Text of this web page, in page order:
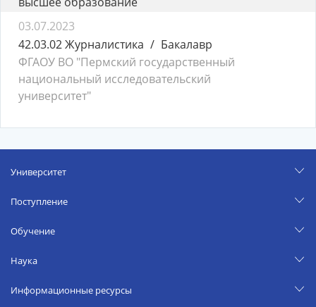
03.07.2023
42.03.02 Журналистика
Бакалавр
ФГАОУ ВО "Пермский государственный
национальный исследовательский
университет"
Университет
Поступление
Обучение
Наука
Информационные ресурсы